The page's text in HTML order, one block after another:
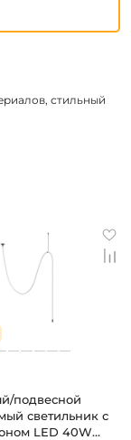
стильный
подвесной
светильник с
LED 40W